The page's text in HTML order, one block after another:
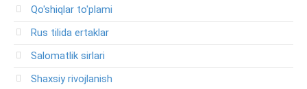
Qo'shiqlar to'plami
Rus tilida ertaklar
Salomatlik sirlari
Shaxsiy rivojlanish